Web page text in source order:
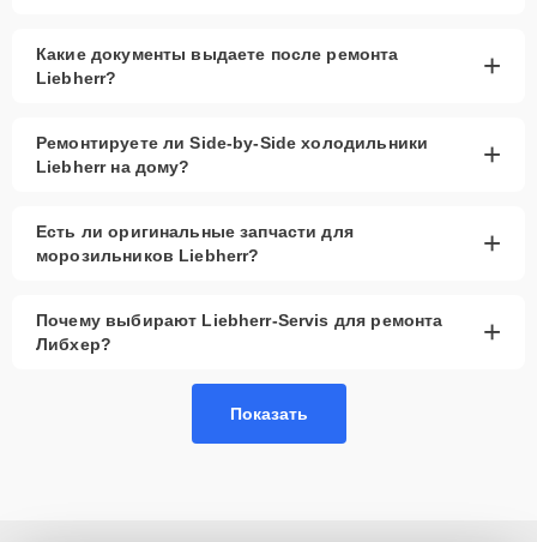
Какие документы выдаете после ремонта
Liebherr?
+
Ремонтируете ли Side-by-Side холодильники
Liebherr на дому?
+
Есть ли оригинальные запчасти для
морозильников Liebherr?
+
Почему выбирают Liebherr-Servis для ремонта
Либхер?
+
Показать